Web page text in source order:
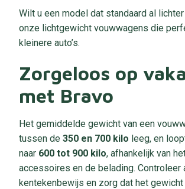
Wilt u een model dat standaard al
onze lichtgewicht vouwwagens die
kleinere auto’s.
Zorgeloos op
met Bravo
Het gemiddelde gewicht van een
tussen de 350 en 700 kilo leeg, en
naar 600 tot 900 kilo, afhankelijk van
accessoires en de belading. Controleer
kentekenbewijs en zorg dat het